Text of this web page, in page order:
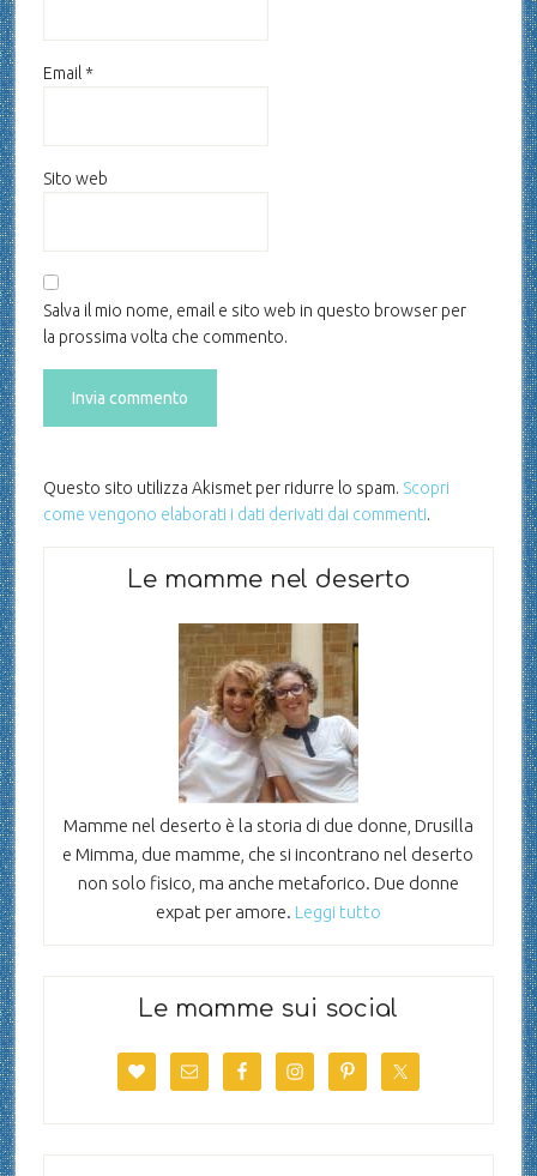
Email*
Sito web
Salva il mio nome, email e sito web in questo browser per
la prossima volta che commento.
Questo sito utilizza Akismet per ridurre lo spam. Scopri
come vengono elaborati i dati derivati dai commenti.
Le mamme nel deserto
Mamme nel deserto è la storia di due donne, Drusilla
e Mimma, due mamme, che si incontrano nel deserto
non solo fisico, ma anche metaforico. Due donne
expat per amore. Leggi tutto
Le mamme sui social